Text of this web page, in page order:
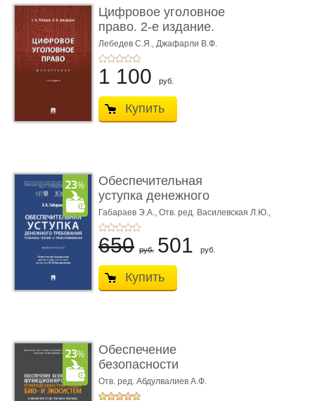
Цифровое уголовное
право. 2-е издание.
Монограф ...
Лебедев С.Я., Джафарли В.Ф.
1 100 руб.
Купить
Обеспечительная
уступка денежного
требования ...
Габараев Э.А., Отв. ред. Василевская Л.Ю.,
вступ. сл. Каретина М.Г.
650 руб. 501 руб.
Купить
Обеспечение
безопасности
функционирования уг
...
Отв. ред. Абдулвалиев А.Ф.